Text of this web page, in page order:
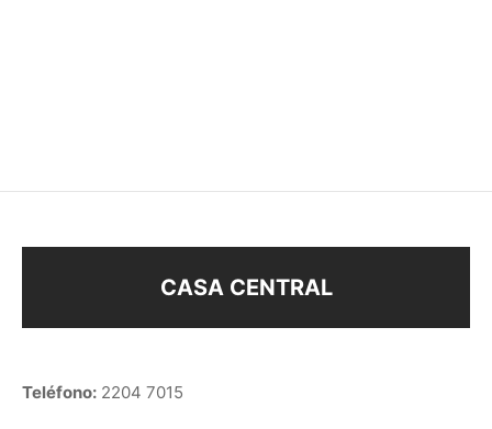
CASA CENTRAL
Teléfono: 2204 7015